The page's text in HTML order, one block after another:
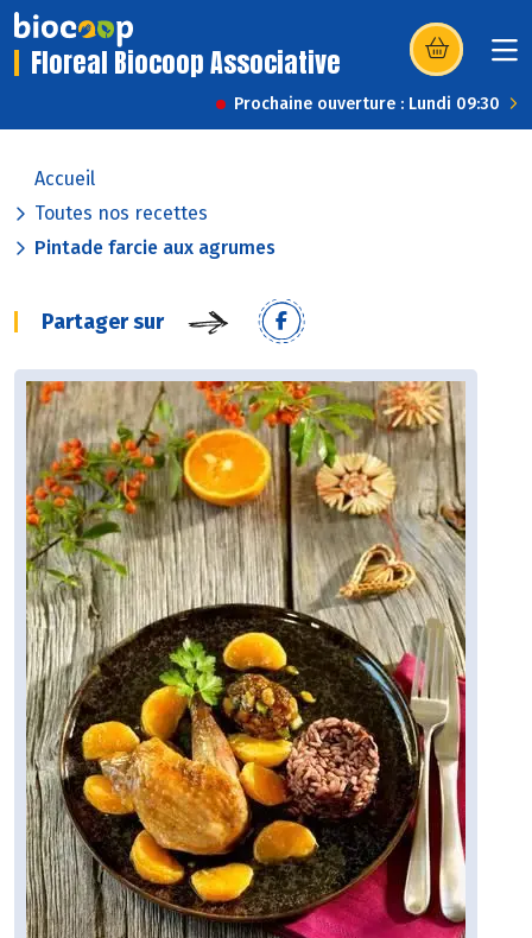
Floreal Biocoop Associative (s’ouvre dans
Prochaine ouverture : Lundi 09:30
Accueil
Toutes nos recettes
Pintade farcie aux agrumes
Partager sur